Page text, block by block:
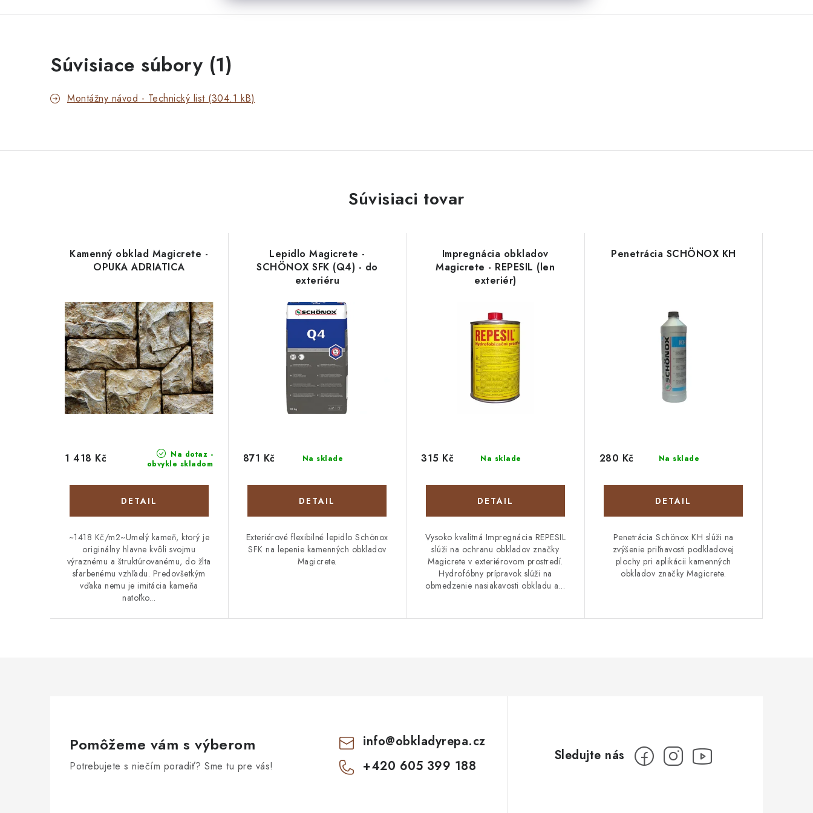
Súvisiace súbory (1)
Montážny návod - Technický list (304.1 kB)
Súvisiaci tovar
Kamenný obklad Magicrete -
OPUKA ADRIATICA
Na dotaz -
obvykle skladom
1 418 Kč
DETAIL
~1418 Kč/m2~Umelý kameň, ktorý je
originálny hlavne kvôli svojmu
výraznému a štruktúrovanému, do žlta
sfarbenému vzhľadu. Predovšetkým
vďaka nemu je imitácia kameňa
natoľko...
Lepidlo Magicrete -
SCHÖNOX SFK (Q4) - do
exteriéru
Na sklade
871 Kč
DETAIL
Exteriérové flexibilné lepidlo Schönox
SFK na lepenie kamenných obkladov
Magicrete.
Impregnácia obkladov
Magicrete - REPESIL (len
exteriér)
Na sklade
315 Kč
DETAIL
Vysoko kvalitná Impregnácia REPESIL
slúži na ochranu obkladov značky
Magicrete v exteriérovom prostredí.
Hydrofóbny prípravok slúži na
obmedzenie nasiakavosti obkladu a...
Penetrácia SCHÖNOX KH
Na sklade
280 Kč
DETAIL
Penetrácia Schönox KH slúži na
zvýšenie priľnavosti podkladovej
plochy pri aplikácii kamenných
obkladov značky Magicrete.
Pomôžeme vám s výberom
Potrebujete s niečím poradiť? Sme tu pre vás!
info@obkladyrepa.cz
+420 605 399 188